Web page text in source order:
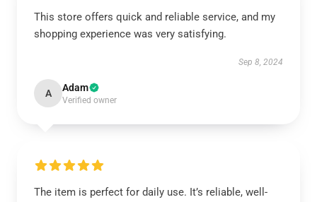
This store offers quick and reliable service, and my
shopping experience was very satisfying.
Sep 8, 2024
A Adam
Verified owner
The item is perfect for daily use. It’s reliable, well-